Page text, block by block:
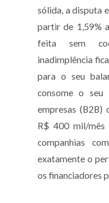
sólida, a disputa
partir de 1,59%
feita sem
inadimplência
para o seu
consome o seu
empresas
R$ 400 mil/mês
companhias
exatamente o
os financiadores